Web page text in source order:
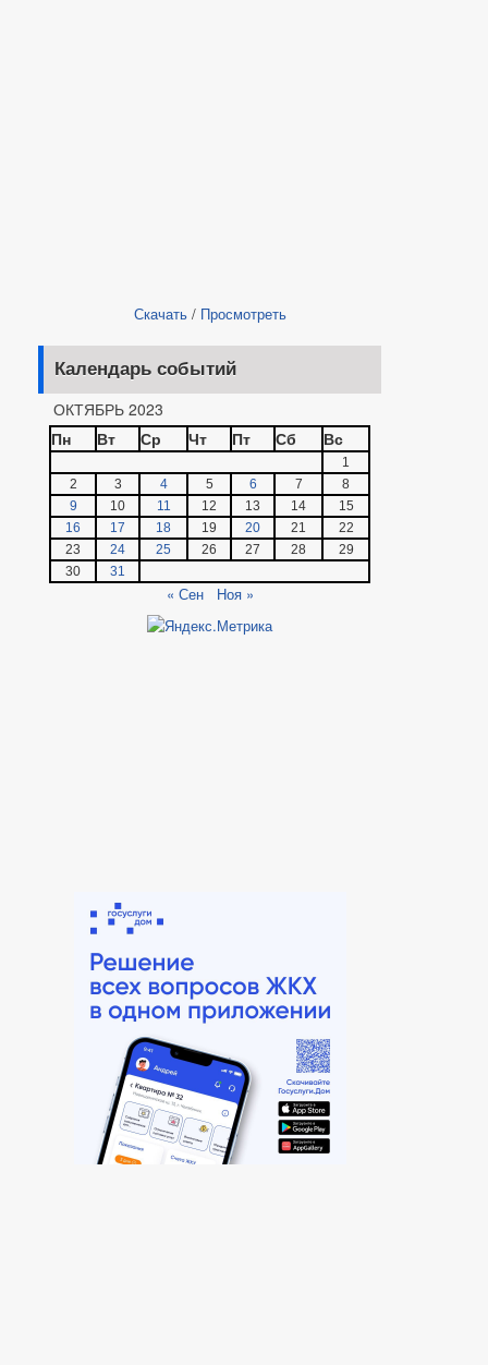
Скачать/ Просмотреть
Календарь событий
ОКТЯБРЬ 2023
Пн
Вт Ср Чт Пт Сб Вс
1
2
3 4 5 6 7
8
9
10 11 12 13 14
15
16
17 18 19 20 21
22
23
24 25 26 27 28
29
30
31
« Сен Ноя »